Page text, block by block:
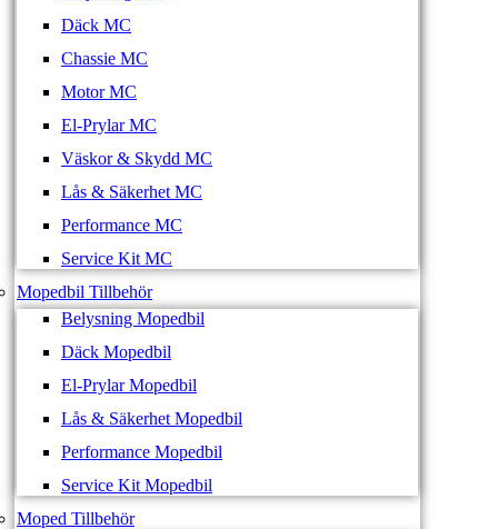
Däck MC
Chassie MC
Motor MC
El-Prylar MC
Väskor & Skydd MC
Lås & Säkerhet MC
Performance MC
Service Kit MC
Mopedbil Tillbehör
Belysning Mopedbil
Däck Mopedbil
El-Prylar Mopedbil
Lås & Säkerhet Mopedbil
Performance Mopedbil
Service Kit Mopedbil
Moped Tillbehör